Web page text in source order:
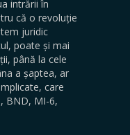
intrării în
că o revoluție
juridic
poate și mai
până la cele
a șaptea, ar
care
BND, MI-6,